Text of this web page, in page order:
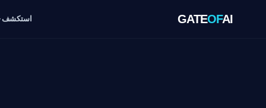
GATEOFAI استكشف